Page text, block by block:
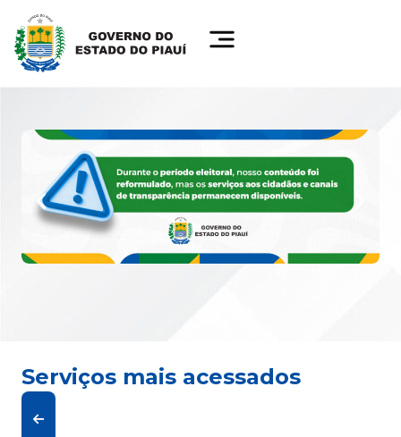
Serviços mais acessados